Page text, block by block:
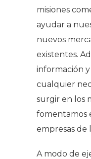
misiones
ayudar a
nuevos
existentes.
información
cualquier
surgir en los
fomentamos
empresas de
A modo de